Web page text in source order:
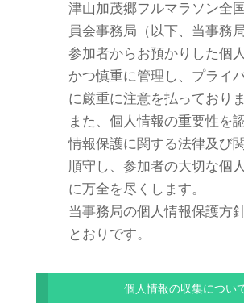
津山加茂郷フルマラソン全
員会事務局（以下、当事務
参加者からお預かりした個
かつ慎重に管理し、プライ
に厳重に注意を払っておりま
また、個人情報の重要性を
情報保護に関する法律及び
順守し、参加者の大切な個
に万全を尽くします。
当事務局の個人情報保護方
とおりです。
個人情報の収集につい